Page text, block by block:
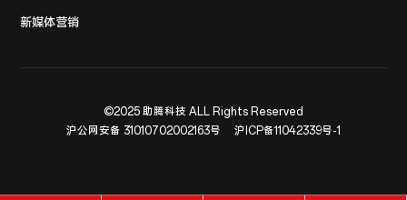
新媒体营销
©2025 助腾科技 ALL Rights Reserved
沪公网安备 31010702002163号
沪ICP备11042339号-1